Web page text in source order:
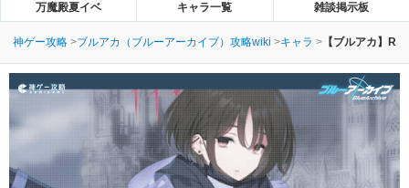
万魔殿夏イベ キャラ一覧 雑談掲示板
神ゲー攻略 ブルアカ（ブルーアーカイブ）攻略wiki キャラ 【ブルアカ】